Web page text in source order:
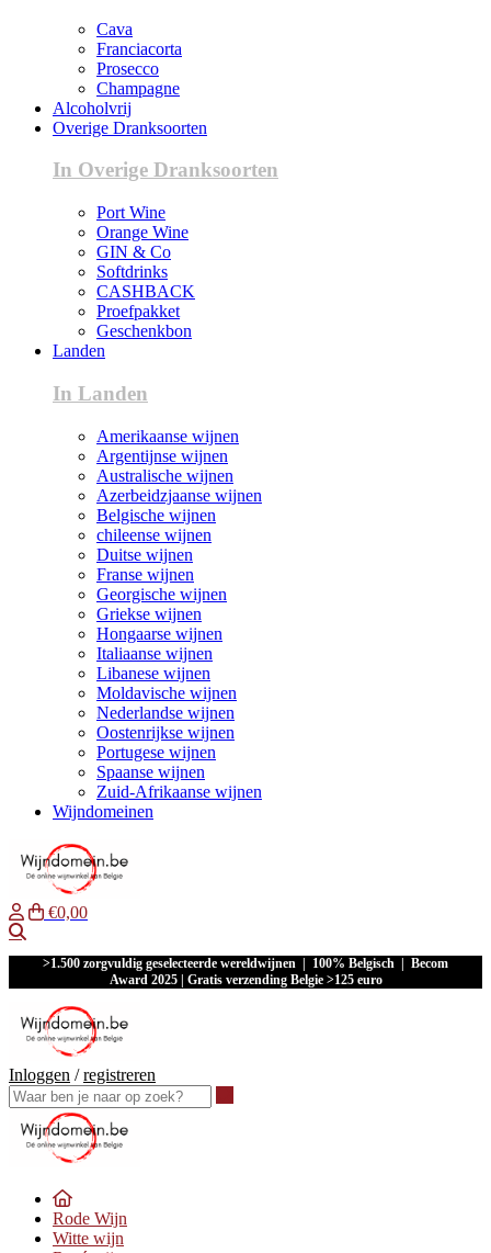
Cava
Franciacorta
Prosecco
Champagne
Alcoholvrij
Overige Dranksoorten
In Overige Dranksoorten
Port Wine
Orange Wine
GIN & Co
Softdrinks
CASHBACK
Proefpakket
Geschenkbon
Landen
In Landen
Amerikaanse wijnen
Argentijnse wijnen
Australische wijnen
Azerbeidzjaanse wijnen
Belgische wijnen
chileense wijnen
Duitse wijnen
Franse wijnen
Georgische wijnen
Griekse wijnen
Hongaarse wijnen
Italiaanse wijnen
Libanese wijnen
Moldavische wijnen
Nederlandse wijnen
Oostenrijkse wijnen
Portugese wijnen
Spaanse wijnen
Zuid-Afrikaanse wijnen
Wijndomeinen
€0,00
>1.500 zorgvuldig geselecteerde wereldwijnen | 100% Belgisch | Becom
Award 2025 | Gratis verzending Belgie >125 euro
Inloggen /registreren
Rode Wijn
Witte wijn